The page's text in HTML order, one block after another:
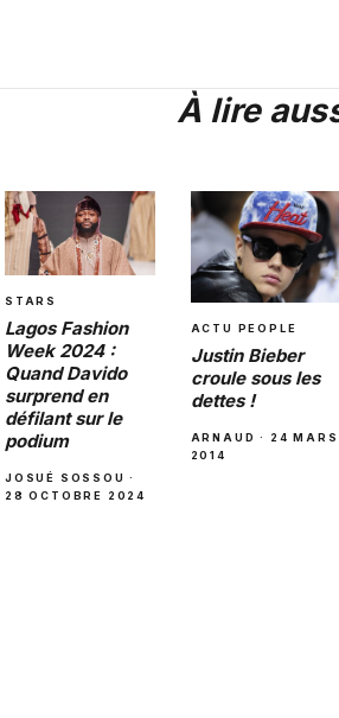
À lire
STARS
Lagos Fashion
Week 2024 :
Quand Davido
surprend en
défilant sur le
podium
JOSUÉ SOSSOU ·
28 OCTOBRE 2024
ACTU PEOPLE
Justin Bieber
croule sous les
dettes !
ARNAUD · 24 MARS
2014